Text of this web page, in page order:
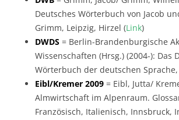
Deutsches Wörterbuch von Jacob
Grimm, Leipzig, Hirzel (Link)
DWDS = Berlin-Brandenburgische
Wissenschaften (Hrsg.) (2004-): Das
Wörterbuch der deutschen
Eibl/Kremer 2009 = Eibl, Jutta/
Almwirtschaft im Alpenraum.
Französisch, Italienisch, Innsbruck,